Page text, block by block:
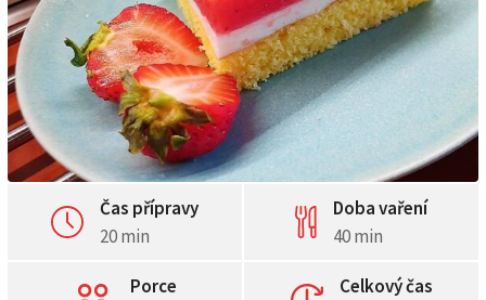
Čas přípravy
20 min
Doba vaření
40 min
Porce
Celkový čas